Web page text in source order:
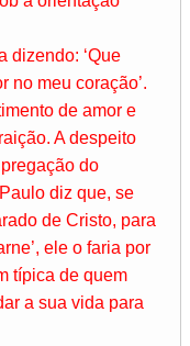
dizendo: ‘Que
no meu coração’.
de amor e
A despeito
do
diz que, se
de Cristo, para
ele o faria por
típica de quem
a sua vida para